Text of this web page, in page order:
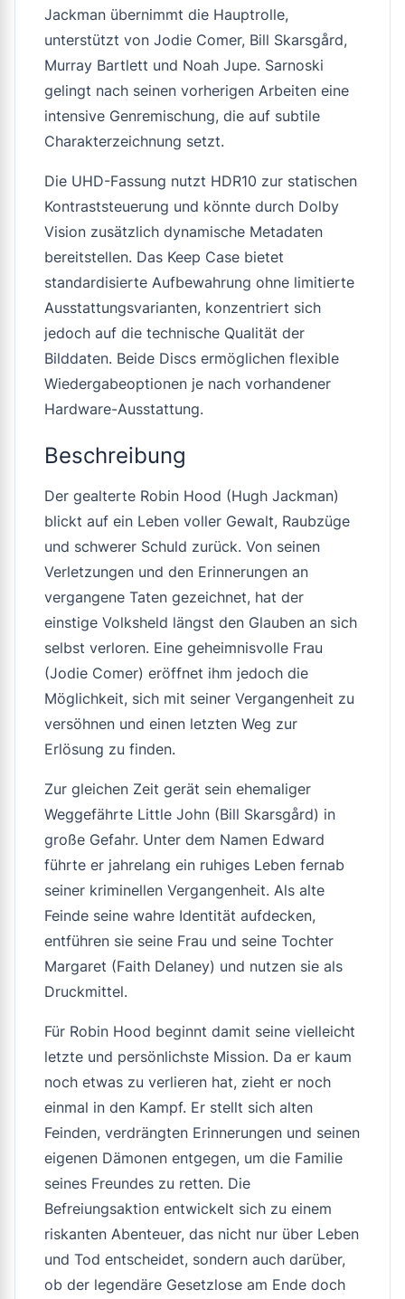
Jackman übernimmt die Hauptrolle,
unterstützt von Jodie Comer, Bill Skarsgård,
Murray Bartlett und Noah Jupe. Sarnoski
gelingt nach seinen vorherigen Arbeiten eine
intensive Genremischung, die auf subtile
Charakterzeichnung setzt.
Die UHD-Fassung nutzt HDR10 zur statischen
Kontraststeuerung und könnte durch Dolby
Vision zusätzlich dynamische Metadaten
bereitstellen. Das Keep Case bietet
standardisierte Aufbewahrung ohne limitierte
Ausstattungsvarianten, konzentriert sich
jedoch auf die technische Qualität der
Bilddaten. Beide Discs ermöglichen flexible
Wiedergabeoptionen je nach vorhandener
Hardware-Ausstattung.
Beschreibung
Der gealterte Robin Hood (Hugh Jackman)
blickt auf ein Leben voller Gewalt, Raubzüge
und schwerer Schuld zurück. Von seinen
Verletzungen und den Erinnerungen an
vergangene Taten gezeichnet, hat der
einstige Volksheld längst den Glauben an sich
selbst verloren. Eine geheimnisvolle Frau
(Jodie Comer) eröffnet ihm jedoch die
Möglichkeit, sich mit seiner Vergangenheit zu
versöhnen und einen letzten Weg zur
Erlösung zu finden.
Zur gleichen Zeit gerät sein ehemaliger
Weggefährte Little John (Bill Skarsgård) in
große Gefahr. Unter dem Namen Edward
führte er jahrelang ein ruhiges Leben fernab
seiner kriminellen Vergangenheit. Als alte
Feinde seine wahre Identität aufdecken,
entführen sie seine Frau und seine Tochter
Margaret (Faith Delaney) und nutzen sie als
Druckmittel.
Für Robin Hood beginnt damit seine vielleicht
letzte und persönlichste Mission. Da er kaum
noch etwas zu verlieren hat, zieht er noch
einmal in den Kampf. Er stellt sich alten
Feinden, verdrängten Erinnerungen und seinen
eigenen Dämonen entgegen, um die Familie
seines Freundes zu retten. Die
Befreiungsaktion entwickelt sich zu einem
riskanten Abenteuer, das nicht nur über Leben
und Tod entscheidet, sondern auch darüber,
ob der legendäre Gesetzlose am Ende doch